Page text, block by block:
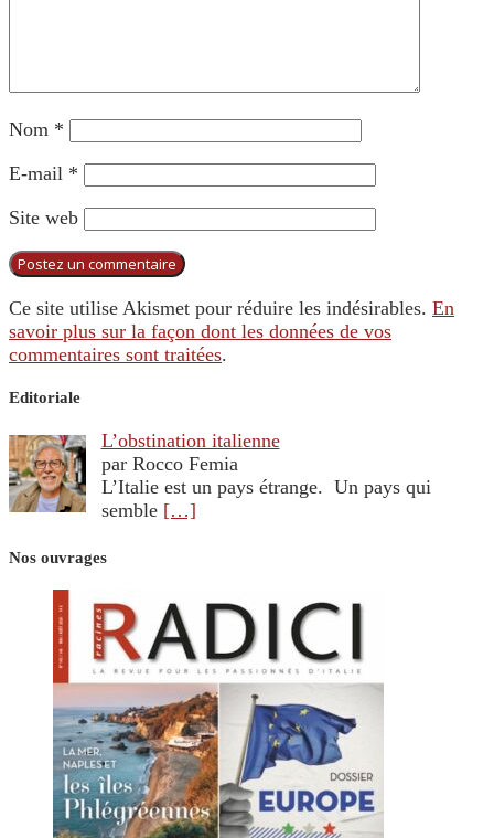
Nom *
E-mail *
Site web
Ce site utilise Akismet pour réduire les indésirables. En
savoir plus sur la façon dont les données de vos
commentaires sont traitées.
Editoriale
L’obstination italienne
par Rocco Femia
L’Italie est un pays étrange. Un pays qui
semble […]
Nos ouvrages